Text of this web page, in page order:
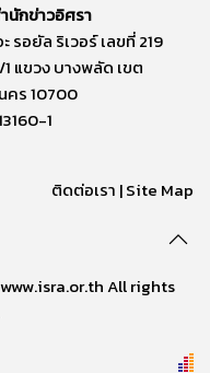
นักข่าวอิศรา
รอยัล ริเวอร์ เลขที่ 219
แขวง บางพลัด เขต
คร 10700
1
ติดต่อเรา |Site Map
All rights